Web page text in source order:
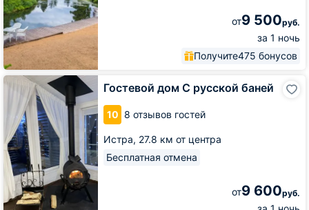
от9 500руб.
за 1 ночь
Получите475 бонусов
Гостевой дом С русской баней
10 8 отзывов гостей
Истра, 27.8 км от центра
Бесплатная отмена
от9 600руб.
Гостевой
русской
баней